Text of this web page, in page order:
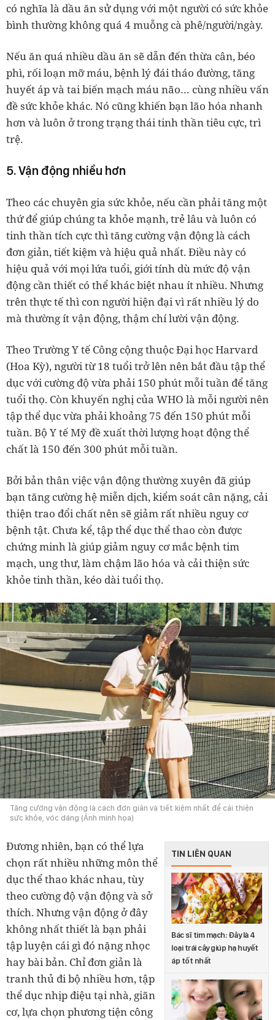
có nghĩa là dầu ăn sử dụng với một người có sức khỏe
bình thường không quá 4 muỗng cà phê/người/ngày.
Nếu ăn quá nhiều dầu ăn sẽ dẫn đến thừa cân, béo
phì, rối loạn mỡ máu, bệnh lý đái tháo đường, tăng
huyết áp và tai biến mạch máu não… cùng nhiều vấn
đề sức khỏe khác. Nó cũng khiến bạn lão hóa nhanh
hơn và luôn ở trong trạng thái tinh thần tiêu cực, trì
trệ.
5. Vận động nhiều hơn
Theo các chuyên gia sức khỏe, nếu cần phải tăng một
thứ để giúp chúng ta khỏe mạnh, trẻ lâu và luôn có
tinh thần tích cực thì tăng cường vận động là cách
đơn giản, tiết kiệm và hiệu quả nhất. Điều này có
hiệu quả với mọi lứa tuổi, giới tính dù mức độ vận
động cần thiết có thể khác biệt nhau ít nhiều. Nhưng
trên thực tế thì con người hiện đại vì rất nhiều lý do
mà thường ít vận động, thậm chí lười vận động.
Theo Trường Y tế Công cộng thuộc Đại học Harvard
(Hoa Kỳ), người từ 18 tuổi trở lên nên bắt đầu tập thể
dục với cường độ vừa phải 150 phút mỗi tuần để tăng
tuổi thọ. Còn khuyến nghị của WHO là mỗi người nên
tập thể dục vừa phải khoảng 75 đến 150 phút mỗi
tuần. Bộ Y tế Mỹ đề xuất thời lượng hoạt động thể
chất là 150 đến 300 phút mỗi tuần.
Bởi bản thân việc vận động thường xuyên đã giúp
bạn tăng cường hệ miễn dịch, kiểm soát cân nặng, cải
thiện trao đổi chất nên sẽ giảm rất nhiều nguy cơ
bệnh tật. Chưa kể, tập thể dục thể thao còn được
chứng minh là giúp giảm nguy cơ mắc bệnh tim
mạch, ung thư, làm chậm lão hóa và cải thiện sức
khỏe tinh thần, kéo dài tuổi thọ.
Tăng cường vận động là cách đơn giản và tiết kiệm nhất để cải thiện
sức khỏe, vóc dáng (Ảnh minh họa)
TIN LIÊN QUAN
Bác sĩ tim mạch: Đây là 4
loại trái cây giúp hạ huyết
áp tốt nhất
Đương nhiên, bạn có thể lựa
chọn rất nhiều những môn thể
dục thể thao khác nhau, tùy
theo cường độ vận động và sở
thích. Nhưng vận động ở đây
không nhất thiết là bạn phải
tập luyện cái gì đó nặng nhọc
hay bài bản. Chỉ đơn giản là
tranh thủ đi bộ nhiều hơn, tập
thể dục nhịp điệu tại nhà, giãn
cơ, lựa chọn phương tiện công